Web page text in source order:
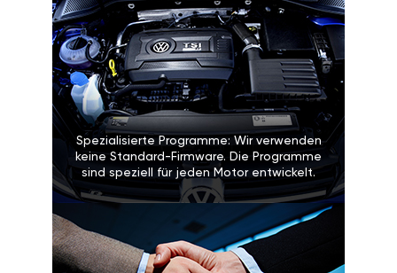
Spezialisierte Programme: Wir verwenden
keine Standard-Firmware. Die Programme
sind speziell für jeden Motor entwickelt.